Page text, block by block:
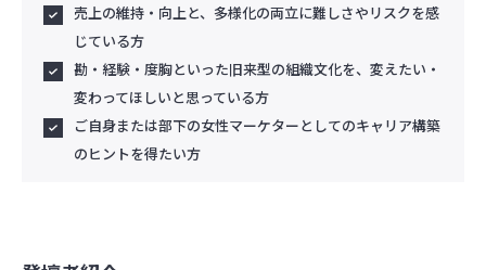
売上の維持・向上と、多様化の両立に難しさやリスクを感
じている方
勘・経験・度胸といった旧来型の組織文化を、変えたい・
変わってほしいと思っている方
ご自身または部下の女性マーケターとしてのキャリア構築
のヒントを得たい方